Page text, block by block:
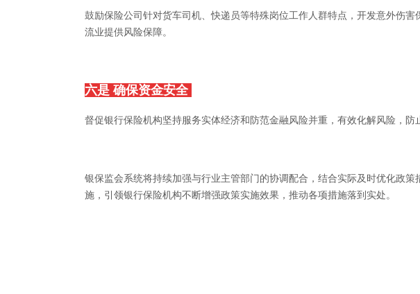
鼓励保险公司针对货车司机、快递员等特殊岗位工作人群特点，开发意外伤
流业提供风险保障。
六是 确保资金安全
督促银行保险机构坚持服务实体经济和防范金融风险并重，有效化解风险，防
银保监会系统将持续加强与行业主管部门的协调配合，结合实际及时优化政
施，引领银行保险机构不断增强政策实施效果，推动各项措施落到实处。